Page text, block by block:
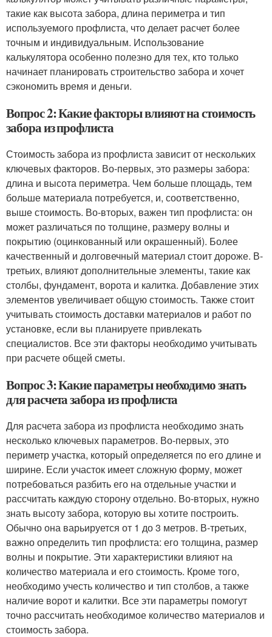
такие как высота забора, длина периметра и тип
используемого профлиста, что делает расчет более
точным и индивидуальным. Использование
калькулятора особенно полезно для тех, кто только
начинает планировать строительство забора и хочет
сэкономить время и деньги.
Вопрос 2: Какие факторы влияют на стоимость
забора из профлиста
Стоимость забора из профлиста зависит от нескольких
ключевых факторов. Во-первых, это размеры забора:
длина и высота периметра. Чем больше площадь, тем
больше материала потребуется, и, соответственно,
выше стоимость. Во-вторых, важен тип профлиста: он
может различаться по толщине, размеру волны и
покрытию (оцинкованный или окрашенный). Более
качественный и долговечный материал стоит дороже. В-
третьих, влияют дополнительные элементы, такие как
столбы, фундамент, ворота и калитка. Добавление этих
элементов увеличивает общую стоимость. Также стоит
учитывать стоимость доставки материалов и работ по
установке, если вы планируете привлекать
специалистов. Все эти факторы необходимо учитывать
при расчете общей сметы.
Вопрос 3: Какие параметры необходимо знать
для расчета забора из профлиста
Для расчета забора из профлиста необходимо знать
несколько ключевых параметров. Во-первых, это
периметр участка, который определяется по его длине и
ширине. Если участок имеет сложную форму, может
потребоваться разбить его на отдельные участки и
рассчитать каждую сторону отдельно. Во-вторых, нужно
знать высоту забора, которую вы хотите построить.
Обычно она варьируется от 1 до 3 метров. В-третьих,
важно определить тип профлиста: его толщина, размер
волны и покрытие. Эти характеристики влияют на
количество материала и его стоимость. Кроме того,
необходимо учесть количество и тип столбов, а также
наличие ворот и калитки. Все эти параметры помогут
точно рассчитать необходимое количество материалов и
стоимость забора.